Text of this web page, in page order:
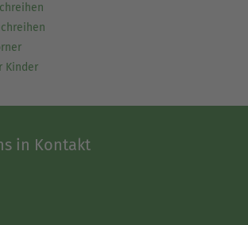
Kinder
in Kontakt